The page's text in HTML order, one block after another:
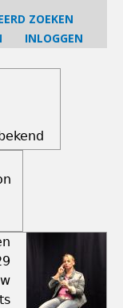
ZOEKEN
INLOGGEN